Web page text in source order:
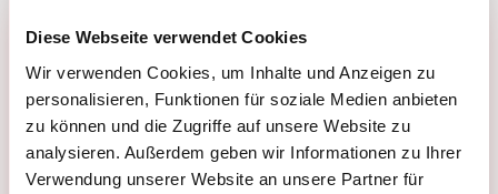
Diese Webseite verwendet Cookies
Wir verwenden Cookies, um Inhalte und Anzeigen zu
personalisieren, Funktionen für soziale Medien anbieten
zu können und die Zugriffe auf unsere Website zu
analysieren. Außerdem geben wir Informationen zu Ihrer
Verwendung unserer Website an unsere Partner für
Leitstellen-KI für Kontrollräume und 24/7-Betrieb
Barco UniSee Videowall für Leitstellen und
Kontrollräume
Barco CTRL und KVM over IT für moderne Leitstellen
Wachstumsfalle KVM-System: Leitstellen flexibel